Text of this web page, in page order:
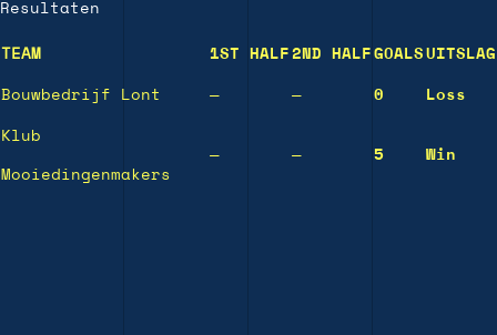
Resultaten
TEAM 1ST HALF 2ND HALF GOALS UITSLAG
Bouwbedrijf Lont — — 0 Loss
Klub
Mooiedingenmakers
— — 5 Win